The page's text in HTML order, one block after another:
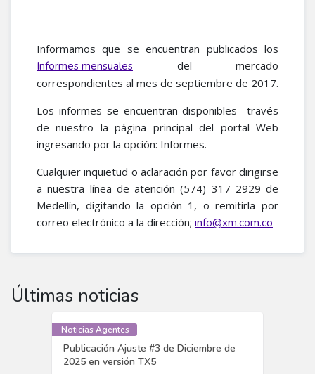
Informamos que se encuentran publicados los
Informes mensuales del mercado
correspondientes al mes de septiembre de 2017.
Los informes se encuentran disponibles través
de nuestro la página principal del portal Web
ingresando por la opción: Informes.
Cualquier inquietud o aclaración por favor dirigirse
a nuestra línea de atención (574) 317 2929 de
Medellín, digitando la opción 1, o remitirla por
correo electrónico a la dirección; info@xm.com.co
Últimas noticias
Noticias Agentes
Publicación Ajuste #3 de Diciembre de
2025 en versión TX5